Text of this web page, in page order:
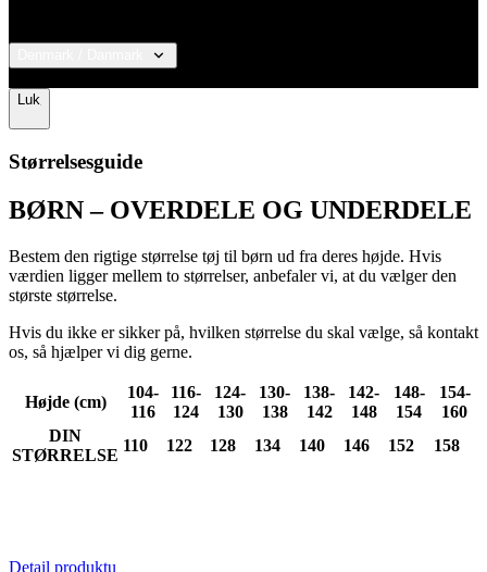
Luk
Størrelsesguide
BØRN – OVERDELE OG UNDERDELE
Bestem den rigtige størrelse tøj til børn ud fra deres højde. Hvis
værdien ligger mellem to størrelser, anbefaler vi, at du vælger den
største størrelse.
Hvis du ikke er sikker på, hvilken størrelse du skal vælge, så kontakt
os, så hjælper vi dig gerne.
Højde (cm)
104-
116
116-
124
124-
130
130-
138
138-
142
142-
148
148-
154
154-
160
DIN
STØRRELSE
110 122 128 134 140 146 152 158
Detail produktu
CookieScriptConsent
CookieScript
.kalaswear.dk
6 måneder
Google